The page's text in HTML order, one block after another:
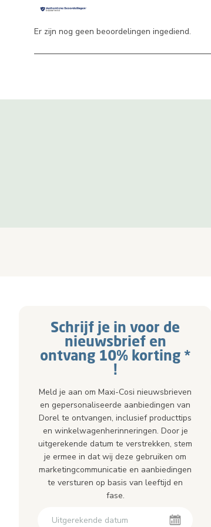
Er zijn nog geen beoordelingen ingediend.
Schrijf je in voor de
nieuwsbrief en
ontvang 10% korting *
!
Meld je aan om Maxi-Cosi nieuwsbrieven
en gepersonaliseerde aanbiedingen van
Dorel te ontvangen, inclusief producttips
en winkelwagenherinneringen. Door je
uitgerekende datum te verstrekken, stem
je ermee in dat wij deze gebruiken om
marketingcommunicatie en aanbiedingen
te versturen op basis van leeftijd en
fase.